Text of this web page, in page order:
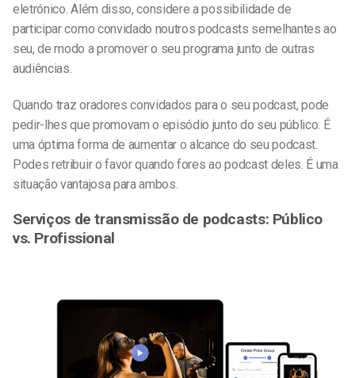
eletrónico. Além disso, considere a possibilidade de
participar como convidado noutros podcasts semelhantes ao
seu, de modo a promover o seu programa junto de outras
audiências.
Quando traz oradores convidados para o seu podcast, pode
pedir-lhes que promovam o episódio junto do seu público. É
uma óptima forma de aumentar o alcance do seu podcast.
Podes retribuir o favor quando fores ao podcast deles. É uma
situação vantajosa para ambos.
Serviços de transmissão de podcasts: Público
vs. Profissional